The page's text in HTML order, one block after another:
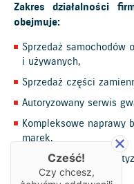
Zakres działalności
obejmuje:
Sprzedaż samochodów
i używanych,
Sprzedaż części
Autoryzowany serwis
Kompleksowe naprawy
marek,
Montaż i serwis
Komis,
Cześć!
Czy chcesz,